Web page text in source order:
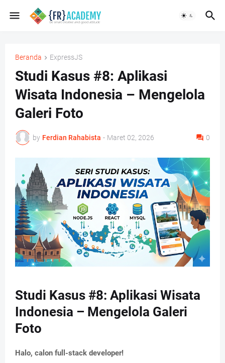
Beranda ExpressJS
Studi Kasus #8: Aplikasi
Wisata Indonesia – Mengelola
Galeri Foto
by Ferdian Rahabista - Maret 02, 2026 0
Studi Kasus #8: Aplikasi Wisata
Indonesia – Mengelola Galeri
Foto
Halo, calon full-stack developer!